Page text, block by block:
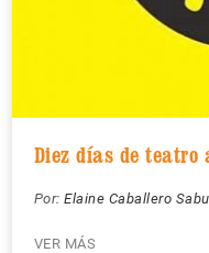
Diez días de teatro
Por: Elaine Caballero
VER MÁS